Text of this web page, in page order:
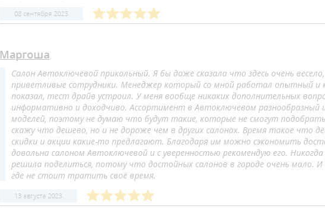
08 сентября 2023
Маргоша
Салон Автоключевой прикольный. Я бы даже сказала что здесь очень
приветливые сотрудники. Менеджер который со мной работал опытный и
показал, тест драйв устроил. У меня вообще никаких дополнительных
информативно и доходчиво. Ассортимент в Автоключевом
моделей, поэтому не думаю что будут такие, которые не смогут
скажу что дешево, но и не дороже чем в других салонах. Время такое что
скидки и акции какие-то предлагают. Благодаря им можно сэкономить
довольна салоном Автоключевой и с уверенностью рекомендую его.
решила поделиться, потому что достойных салонов в городе очень мало.
где не стоит тратить своё время.
13 августа 2023